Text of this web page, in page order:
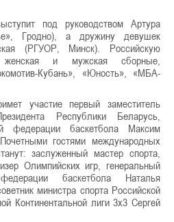
под руководством Артура
Гродно), а дружину девушек
(РГУОР, Минск). Российскую
женская и мужская сборные,
Кубань», «Юность», «МБА-
участие первый заместитель
Республики Беларусь,
федерации баскетбола Максим
гостями международных
заслуженный мастер спорта,
Олимпийских игр, генеральный
баскетбола Наталья
министра спорта Российской
Континентальной лиги 3х3 Сергей